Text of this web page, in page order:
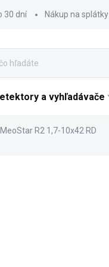
30 dní Nákup na splátky
a vyhľadávače
R2 1,7-10x42 RD